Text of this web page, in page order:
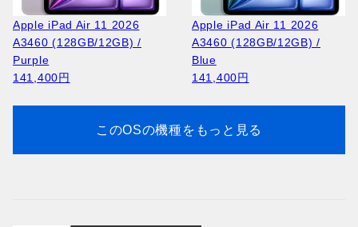
Apple iPad Air 11 2026
A3460 (128GB/12GB) /
Purple
141,400円
Apple iPad Air 11 2026
A3460 (128GB/12GB) /
Blue
141,400円
このOSの機種をもっと見る